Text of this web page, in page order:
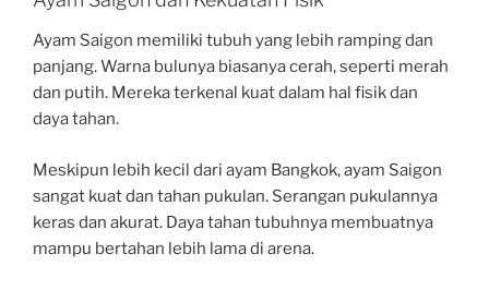
Ayam Saigon memiliki tubuh yang lebih ramping dan
panjang. Warna bulunya biasanya cerah, seperti merah
dan putih. Mereka terkenal kuat dalam hal fisik dan
daya tahan.
Meskipun lebih kecil dari ayam Bangkok, ayam Saigon
sangat kuat dan tahan pukulan. Serangan pukulannya
keras dan akurat. Daya tahan tubuhnya membuatnya
mampu bertahan lebih lama di arena.